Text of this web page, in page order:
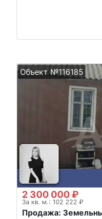
Объект №116185
2 300 000 ₽
За кв. м.: 102 222 ₽
Продажа: